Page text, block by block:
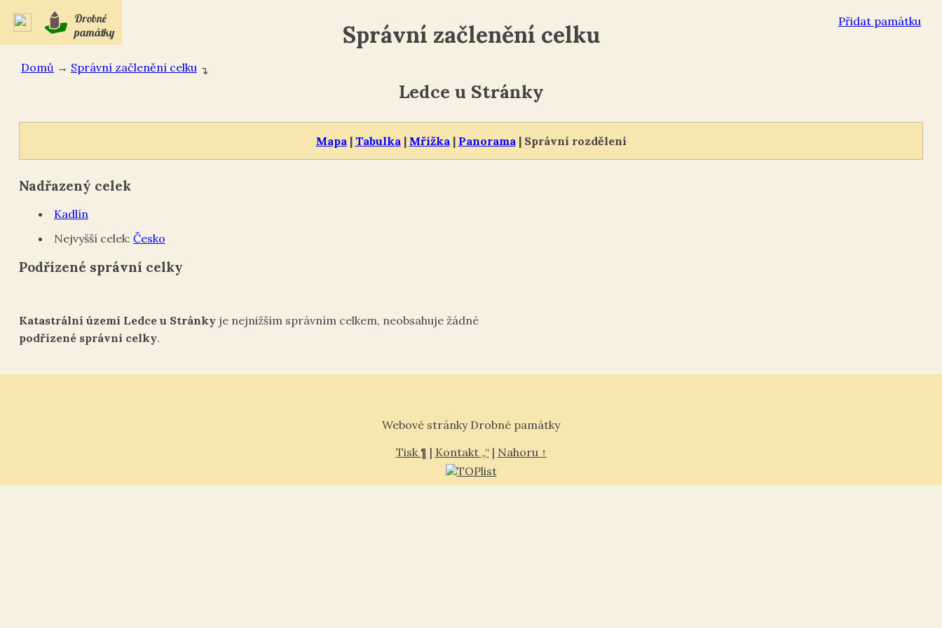
Přidat památku
Drobné
památky
Správní začlenění celku
Domů → Správní začlenění celku ↴
Mapa | Tabulka | Mřížka | Panorama | Správní rozdělení
Ledce u Stránky
Nadřazený celek
Kadlín
Nejvyšší celek: Česko
Podřízené správní celky
Katastrální území Ledce u Stránkyje nejnižším správním celkem, neobsahuje žádné
podřízené správní celky.
Webové stránky Drobné památky
Tisk ¶ | Kontakt „“| Nahoru ↑